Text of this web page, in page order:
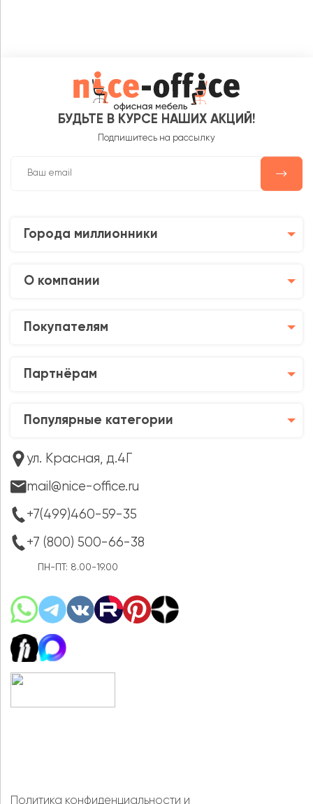
БУДЬТЕ В КУРСЕ НАШИХ АКЦИЙ!
Подпишитесь на рассылку
Города миллионники
О компании
Покупателям
Партнёрам
Популярные категории
ул. Красная, д.4Г
mail@nice-office.ru
+7(499)460-59-35
+7 (800) 500-66-38
ПН-ПТ: 8.00-19.00
Политика конфиденциальности и